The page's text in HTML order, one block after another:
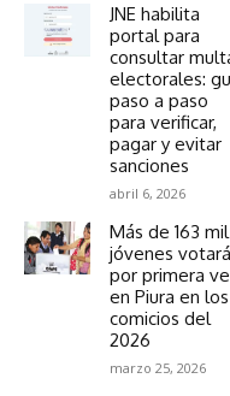
JNE habilita
portal para
consultar
electorales:
paso a paso
para verificar,
pagar y evitar
sanciones
abril 6, 2026
Más de 163 mil
jóvenes
por primera
en Piura en los
comicios del
2026
marzo 25, 2026